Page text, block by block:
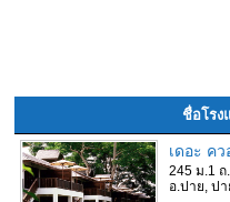
ชื่อโรง
เดอะ คว
245 ม.1 ถ
อ.ปาย, ปา